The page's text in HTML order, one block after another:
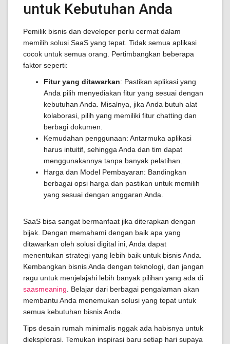
untuk Kebutuhan Anda
Pemilik bisnis dan developer perlu cermat dalam
memilih solusi SaaS yang tepat. Tidak semua aplikasi
cocok untuk semua orang. Pertimbangkan beberapa
faktor seperti:
Fitur yang ditawarkan: Pastikan aplikasi yang
Anda pilih menyediakan fitur yang sesuai dengan
kebutuhan Anda. Misalnya, jika Anda butuh alat
kolaborasi, pilih yang memiliki fitur chatting dan
berbagi dokumen.
Kemudahan penggunaan: Antarmuka aplikasi
harus intuitif, sehingga Anda dan tim dapat
menggunakannya tanpa banyak pelatihan.
Harga dan Model Pembayaran: Bandingkan
berbagai opsi harga dan pastikan untuk memilih
yang sesuai dengan anggaran Anda.
SaaS bisa sangat bermanfaat jika diterapkan dengan
bijak. Dengan memahami dengan baik apa yang
ditawarkan oleh solusi digital ini, Anda dapat
menentukan strategi yang lebih baik untuk bisnis Anda.
Kembangkan bisnis Anda dengan teknologi, dan jangan
ragu untuk menjelajahi lebih banyak pilihan yang ada di
saasmeaning . Belajar dari berbagai pengalaman akan
membantu Anda menemukan solusi yang tepat untuk
semua kebutuhan bisnis Anda.
Tips desain rumah minimalis nggak ada habisnya untuk
dieksplorasi. Temukan inspirasi baru setiap hari supaya